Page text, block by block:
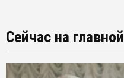
Сейчас на главной